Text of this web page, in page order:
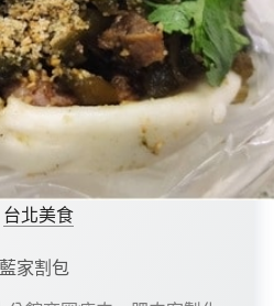
台北美食
家割包